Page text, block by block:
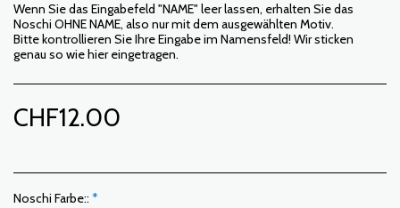
Wenn Sie das Eingabefeld "NAME" leer lassen, erhalten Sie das
Noschi OHNE NAME, also nur mit dem ausgewählten Motiv.
Bitte kontrollieren Sie Ihre Eingabe im Namensfeld! Wir sticken
genau so wie hier eingetragen.
CHF12.00
Noschi Farbe:: *